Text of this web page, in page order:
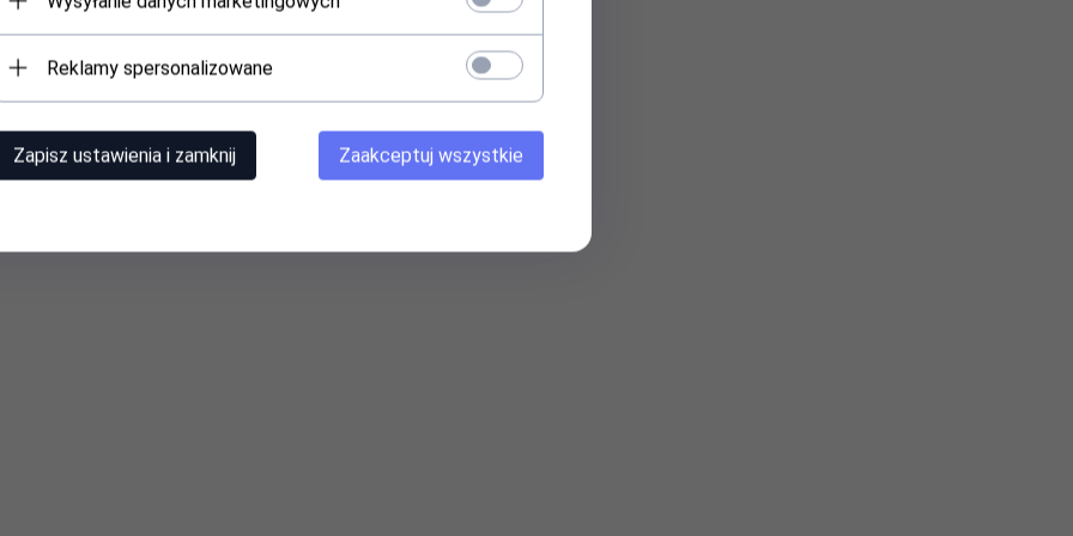
kondensacji
Reklamy spersonalizowane
Zapisz ustawienia i zamknij Zaakceptuj wszystkie